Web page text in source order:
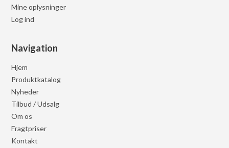
Mine oplysninger
Log ind
Navigation
Hjem
Produktkatalog
Nyheder
Tilbud / Udsalg
Om os
Fragtpriser
Kontakt